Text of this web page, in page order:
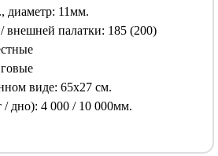
диаметр: 11мм.
внешней палатки: 185 (200)
виде: 65х27 см.
/ дно): 4 000 / 10 000мм.